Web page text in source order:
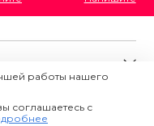
работы нашего
соглашаетесь с